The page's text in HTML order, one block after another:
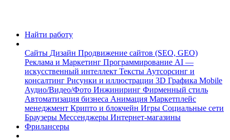
Найти работу
Сайты Дизайн Продвижение сайтов (SEO, GEO)
Реклама и Маркетинг Программирование AI —
искусственный интеллект Тексты Аутсорсинг и
консалтинг Рисунки и иллюстрации 3D Графика Mobile
Аудио/Видео/Фото Инжиниринг Фирменный стиль
Автоматизация бизнеса Анимация Маркетплейс
менеджмент Крипто и блокчейн Игры Социальные сети
Браузеры Мессенджеры Интернет-магазины
Фрилансеры